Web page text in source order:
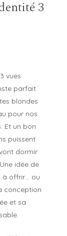
3
vues
parfait
blondes
pour nos
Et un bon
puissent
dormir
idée de
à offrir… ou
conception
et sa